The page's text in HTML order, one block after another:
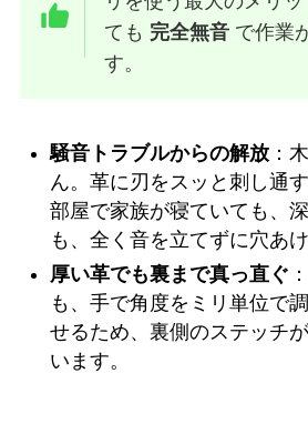
ても 完全無音 で作業
す。
騒音トラブルからの解放：
ん。革に刃をスッと刺し通
部屋で家族が寝ていても、
も、全く音を立てずに穴あ
厚い革でも裏まで真っ直ぐ
も、手で角度をミリ単位で
せるため、裏側のステッチ
います。